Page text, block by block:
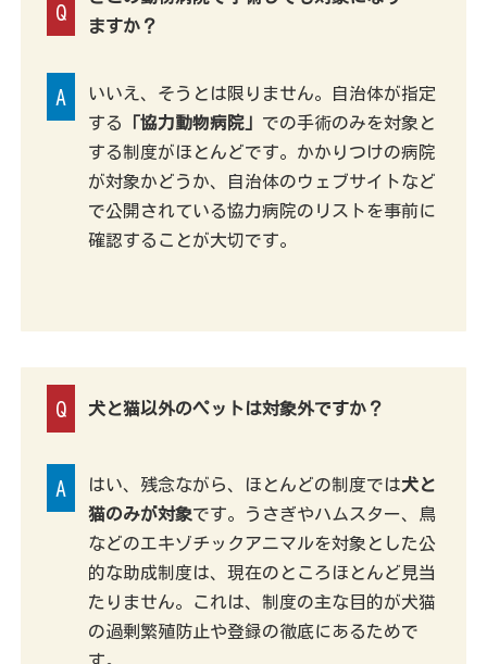
Q
ますか？
A
いいえ、そうとは限りません。自治体が指定
する
「協力動物病院」 での手術のみを対象と
する制度がほとんどです。かかりつけの病院
が対象かどうか、自治体のウェブサイトなど
で公開されている協力病院のリストを事前に
確認することが大切です。
Q 犬と猫以外のペットは対象外ですか？
A はい、残念ながら、ほとんどの制度では犬と
猫のみが対象です。うさぎやハムスター、鳥
などのエキゾチックアニマルを対象とした公
的な助成制度は、現在のところほとんど見当
たりません。これは、制度の主な目的が犬猫
の過剰繁殖防止や登録の徹底にあるためで